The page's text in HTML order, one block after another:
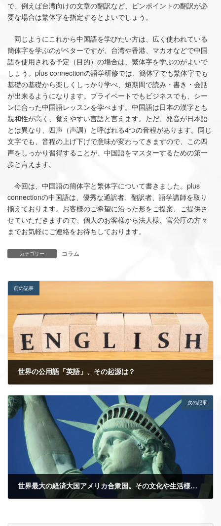
で、例えば台湾向けの文章の翻訳など、ピンポイントの翻訳が必
要な場合は繁体字を指定するとよいでしょう。
同じようにこれから中国語を学びたい方は、広く使われている
簡体字を学ぶのがベターですが、台湾や香港、マカオなどで中国
語を使用される予定（目的）の場合は、繁体字を学ぶのがよいで
しょう。plus connectionの語学研修では、簡体字でも繁体字でも
基礎の基礎から楽しくしっかり学べ、短期間で読み・書き・会話
が出来るようになります。プライベートでもビジネスでも、シー
ンに合った中国語レッスンを学べます。中国語は日本の漢字とも
親和性が高く、覚えやすい言語と言えます。ただ、発音が日本語
とは異なり、四声（声調）と呼ばれる4つの音程があります。同じ
文字でも、音程の上げ下げで意味が変わってきますので、この四
声をしっかり習得することが、中国語をマスターするための第一
歩と言えます。
今回は、中国語の簡体字と繁体字について書きました。plus
connectionの中国語は、優秀な通訳者、翻訳者、語学講師を取り
揃えております。お客様のご希望に沿った形をご提案、ご提供さ
せていただきますので、個人のお客様から法人様、官公庁の方々
までお気軽にご連絡をお待ちしております。
カテゴリー コラム
前の記事
世界の公用語「英語」、その起源は？
次の記事
世界最大の経済大国アメリカ合衆国。その文化や生活様式、国民性とは？